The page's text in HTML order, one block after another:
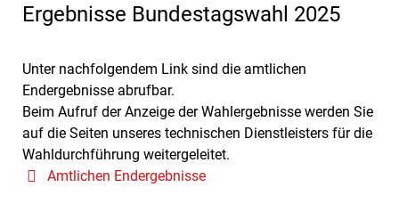
Ergebnisse Bundestagswahl 2025
Unter nachfolgendem Link sind die amtlichen
Endergebnisse abrufbar.
Beim Aufruf der Anzeige der Wahlergebnisse werden Sie
auf die Seiten unseres technischen Dienstleisters für die
Wahldurchführung weitergeleitet.
Amtlichen Endergebnisse